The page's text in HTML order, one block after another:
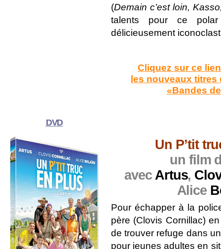
(Demain c’est loin,
talents pour ce
délicieusement
Cliquez sur ce
les nouveaux titres
«Bandes
DVD
Un P’tit
un film
avecArtus,
Alice
Pour échapper à la
père (Clovis Cornillac)
de trouver refuge dans
pour jeunes adultes en